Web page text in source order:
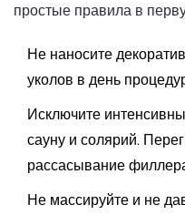
простые правила в
Не наносите
уколов в день
Исключите
сауну и солярий.
рассасывание
Не массируйте и не